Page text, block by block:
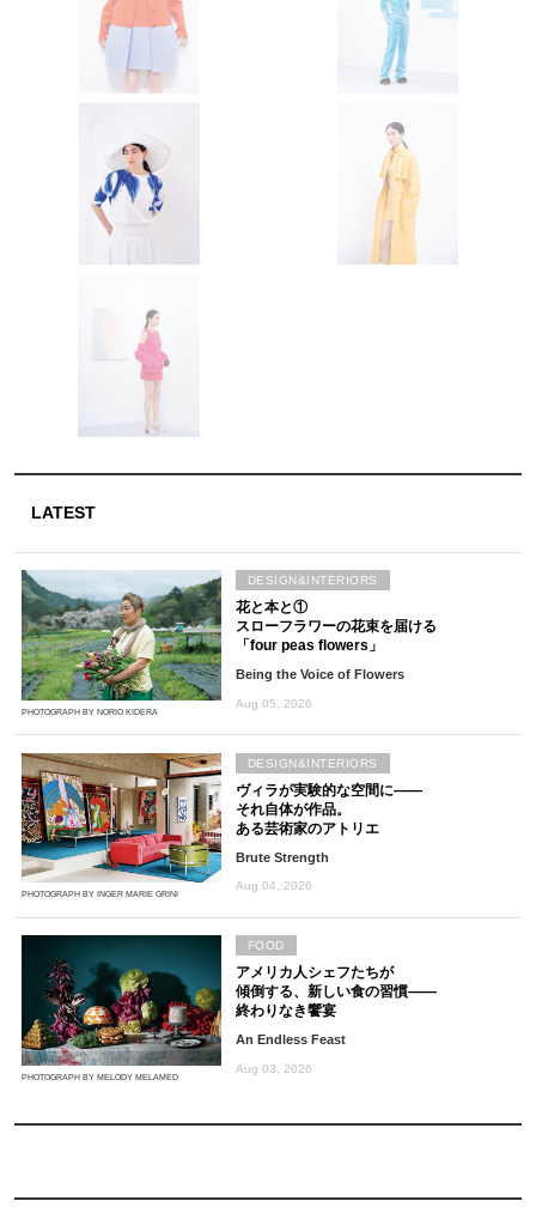
LATEST
PHOTOGRAPH BY NORIO KIDERA
花と本と①
スローフラワーの花束を届ける
「four peas flowers」
Being the Voice of Flowers
Aug 05, 2026
DESIGN&INTERIORS
PHOTOGRAPH BY INGER MARIE GRINI
ヴィラが実験的な空間に――
それ自体が作品。
ある芸術家のアトリエ
Brute Strength
Aug 04, 2026
DESIGN&INTERIORS
PHOTOGRAPH BY MELODY MELAMED
アメリカ人シェフたちが
傾倒する、新しい食の習慣――
終わりなき饗宴
An Endless Feast
Aug 03, 2026
FOOD